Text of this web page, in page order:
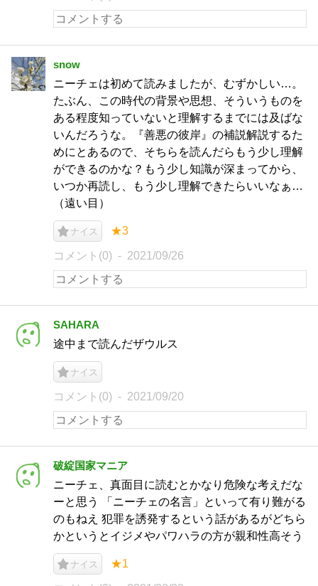
snow
ニーチェは初めて読みましたが、むずかしい…。
たぶん、この時代の背景や思想、そういうものを
ある程度知っていないと理解するまでには及ばな
いんだろうな。『善悪の彼岸』の補説解説するた
めにとあるので、そちらを読んだらもう少し理解
ができるのかな？もう少し知識が深まってから、
いつか再読し、もう少し理解できたらいいなぁ…
（遠い目）
ナイス ★3
コメント(0) 2021/09/26
SAHARA
途中まで読んだザウルス
ナイス
コメント(0) 2021/09/20
破綻国家マニア
ニーチェ、真面目に読むとかなり危険な考えだな
ーと思う 「ニーチェの名言」といって有り難がる
のもねえ 犯罪を誘発するという話があるがどちら
かというとイジメやパワハラの方が親和性高そう
ナイス ★1